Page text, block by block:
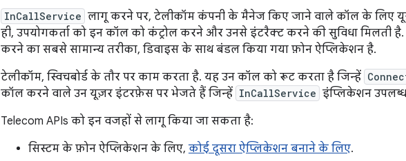
InCallService लागू करने पर, टेलीकॉम कंपनी के मैनेज किए जाने वाले कॉल के लिए
ही, उपयोगकर्ता को इन कॉल को कंट्रोल करने और उनसे इंटरैक्ट करने की सुविधा मिलती है.
करने का सबसे सामान्य तरीका, डिवाइस के साथ बंडल किया गया फ़ोन ऐप्लिकेशन है.
टेलीकॉम, स्विचबोर्ड के तौर पर काम करता है. यह उन कॉल को रूट करता है जिन्हें
कॉल करने वाले उन यूज़र इंटरफ़ेस पर भेजते हैं जिन्हें InCallService इंप्लिकेशन
Telecom APIs को इन वजहों से लागू किया जा सकता है:
सिस्टम के फ़ोन ऐप्लिकेशन के लिए, कोई दूसरा ऐप्लिकेशन बनाने के लिए.